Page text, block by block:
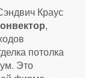
Краус
,
потолка
Это